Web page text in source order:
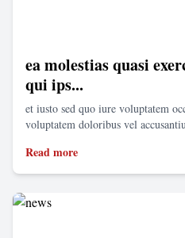
ea molestias quasi
qui ips...
et iusto sed quo iure voluptatem
voluptatem doloribus vel
Read more